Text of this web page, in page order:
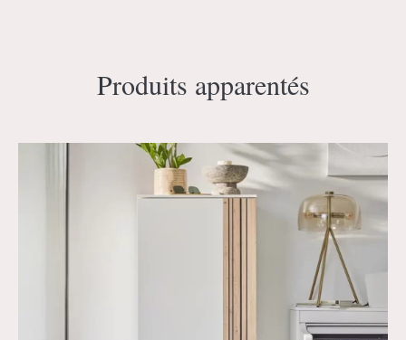
Produits apparentés